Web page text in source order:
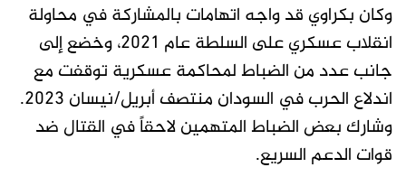
وكان بكراوي قد واجه اتهامات بالمشاركة في محاولة
انقلاب عسكري على السلطة عام 2021، وخضع إلى
جانب عدد من الضباط لمحاكمة عسكرية توقفت مع
اندلاع الحرب في السودان منتصف أبريل/نيسان 2023.
وشارك بعض الضباط المتهمين لاحقاً في القتال ضد
قوات الدعم السريع.